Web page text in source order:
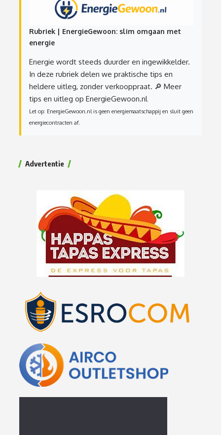
Rubriek | EnergieGewoon: slim omgaan met
energie
Energie wordt steeds duurder en ingewikkelder.
In deze rubriek delen we praktische tips en
heldere uitleg, zonder verkooppraat. 🔎 Meer
tips en uitleg op EnergieGewoon.nl
Let op: EnergieGewoon.nl is geen energiemaatschappij en sluit geen
energiecontracten af.
Advertentie